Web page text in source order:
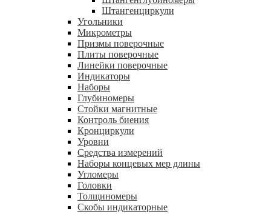
Штангенциркули
Угольники
Микрометры
Призмы поверочные
Плиты поверочные
Линейки поверочные
Индикаторы
Наборы
Глубиномеры
Стойки магнитные
Контроль биения
Кронциркули
Уровни
Средства измерений
Наборы концевых мер длины
Угломеры
Головки
Толщиномеры
Скобы индикаторные